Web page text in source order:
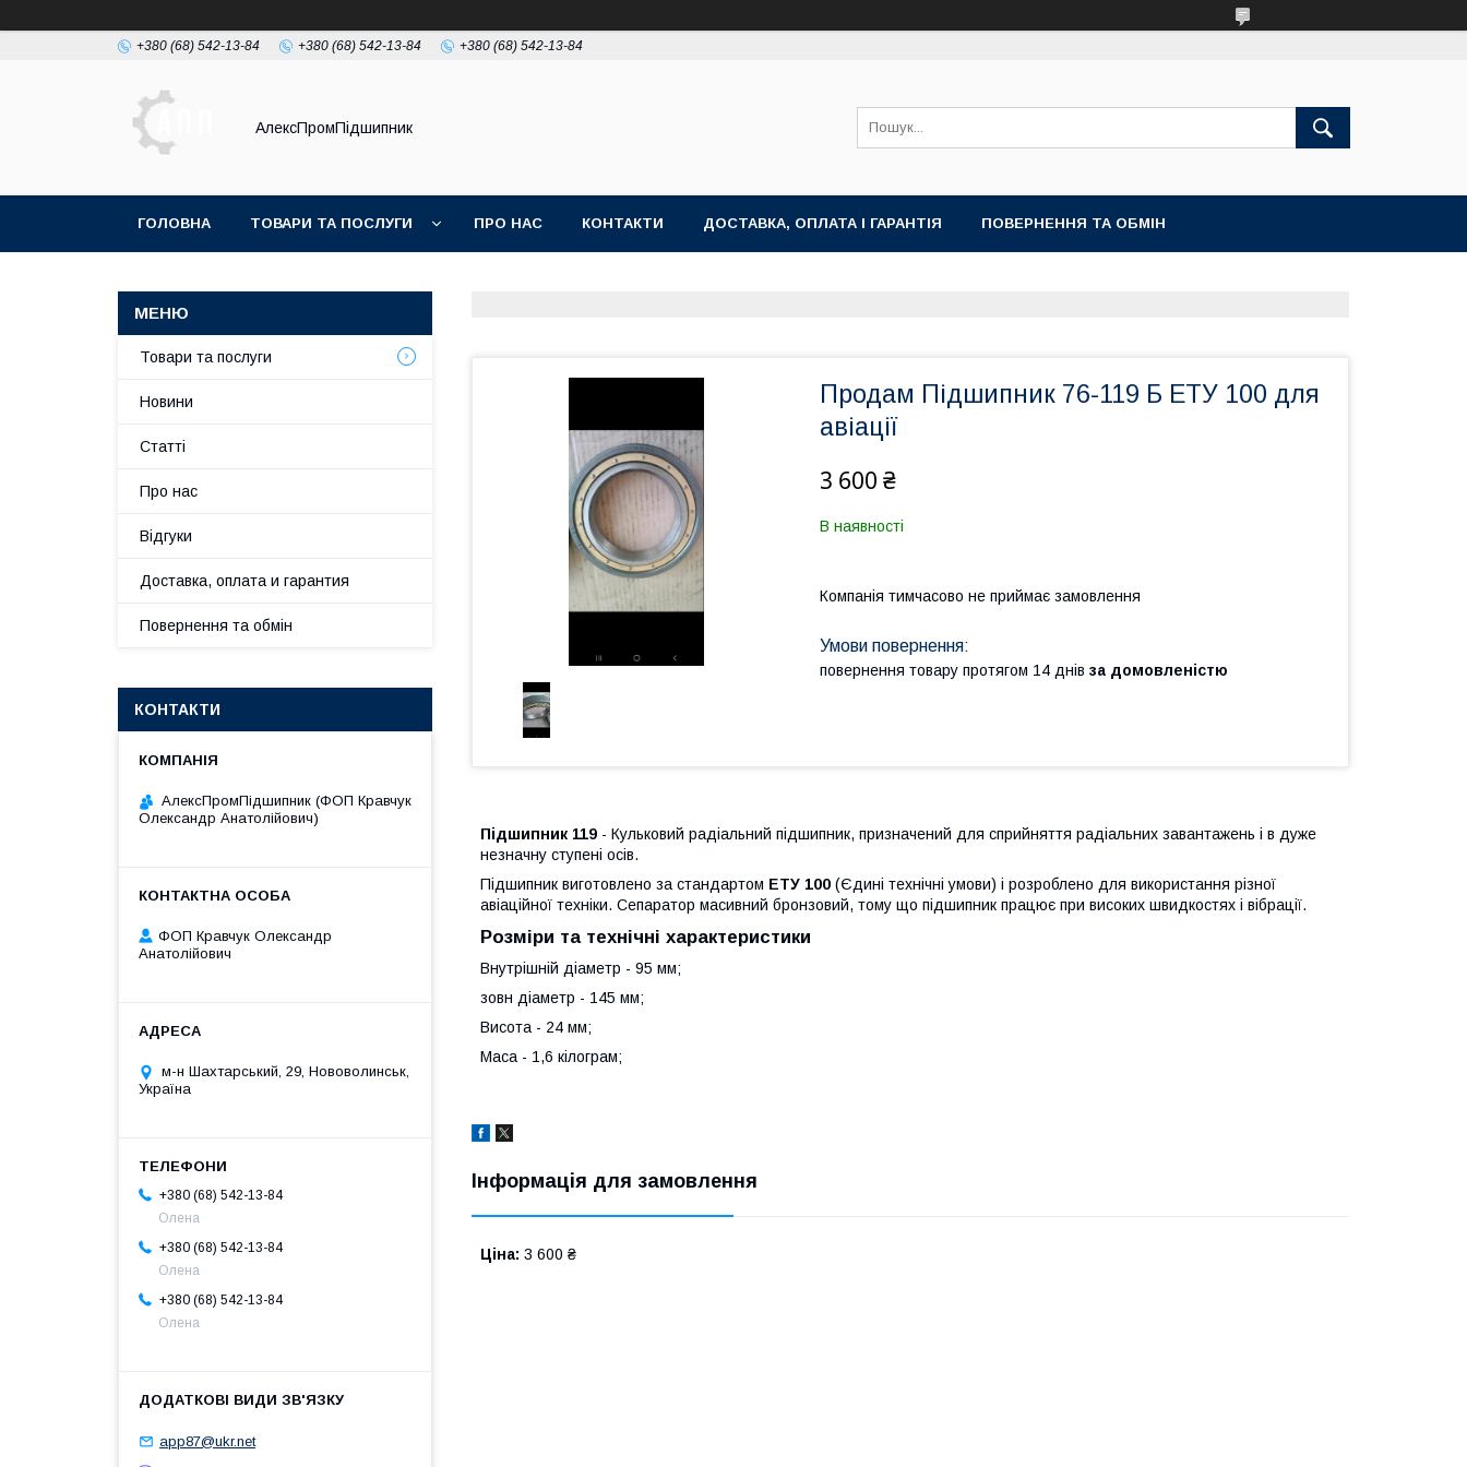
+380 (68) 542-13-84 +380 (68) 542-13-84 +380 (68) 542-13-84
АлексПромПідшипник
ГОЛОВНА ТОВАРИ ТА ПОСЛУГИ ПРО НАС КОНТАКТИ ДОСТАВКА, ОПЛАТА І ГАРАНТІЯ ПОВЕРНЕННЯ ТА ОБМІН
Продам Підшипник 76-119 Б ЕТУ 100 для
авіації
3 600 ₴
В наявності
Компанія тимчасово не приймає замовлення
повернення товару протягом 14 днів за домовленістю
Підшипник 119 - Кульковий радіальний підшипник, призначений для сприйняття радіальних завантажень і в дуже
незначну ступені осів.
Підшипник виготовлено за стандартом ЕТУ 100 (Єдині технічні умови) і розроблено для використання різної
авіаційної техніки. Сепаратор масивний бронзовий, тому що підшипник працює при високих швидкостях і вібрації.
Розміри та технічні характеристики
Внутрішній діаметр - 95 мм;
зовн діаметр - 145 мм;
Висота - 24 мм;
Маса - 1,6 кілограм;
Інформація для замовлення
Ціна: 3 600 ₴
Товари та послуги
Новини
Статті
Про нас
Відгуки
Доставка, оплата и гарантия
Повернення та обмін
КОНТАКТИ
АлексПромПідшипник (ФОП Кравчук
Олександр Анатолійович)
ФОП Кравчук Олександр
Анатолійович
м-н Шахтарський, 29, Нововолинськ,
Україна
+380 (68) 542-13-84
Олена
+380 (68) 542-13-84
Олена
+380 (68) 542-13-84
Олена
app87@ukr.net